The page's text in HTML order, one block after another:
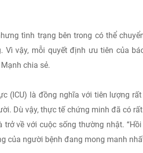
tình trạng bên trong có thể
vậy, mỗi quyết định ưu tiên của
chia sẻ.
(ICU) là đồng nghĩa với tiên lượng
Dù vậy, thực tế chứng minh đã có
về với cuộc sống thường nhật.
của người bệnh đang mong manh